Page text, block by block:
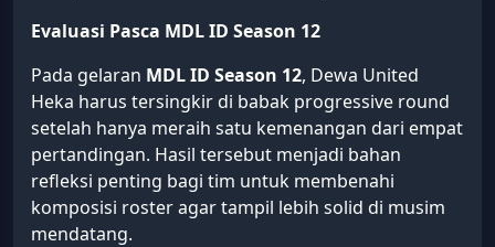
Evaluasi Pasca MDL ID Season 12
Pada gelaran MDL ID Season 12, Dewa United
Heka harus tersingkir di babak progressive round
setelah hanya meraih satu kemenangan dari empat
pertandingan. Hasil tersebut menjadi bahan
refleksi penting bagi tim untuk membenahi
komposisi roster agar tampil lebih solid di musim
mendatang.